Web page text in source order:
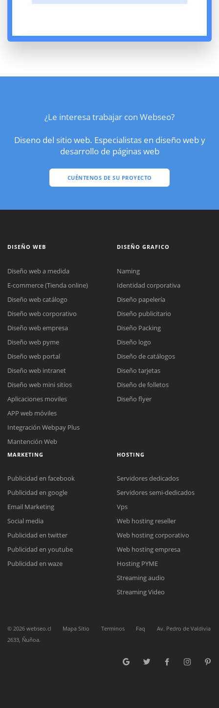
¿Le interesa trabajar con Webseo?
Diseno del sitio web. Especialistas en diseño web y
desarrollo de páginas web
CUÉNTENOS DE SU PROYECTO
Reunión online
Nuestros ejecutivos le enviarán un correo electrónico con el enlace a
Meet para la reunión online.
Cotización
Complete el formulario y nos contactaremos a la brevedad.
Chat Online
para enviarnos un correo electrónico con sus datos personales.
DISEÑO WEB
Diseño web a medida
E-commerce (Tienda online)
Diseño web catálogo
Diseño web corporativo
Diseño web empresa
Diseño web pyme
Diseño web portal
Diseño web intranet
Diseño web mini sitios
Aplicaciones moviles
APP web móviles
Integración Webpay Plus
Mantención Web
DISEÑO GRAFICO
Naming
Identidad corporativa
Diseño papelería
Diseño publicitario
Diseño Packing
Diseño logo
Diseño de catálogos
Diseño tarjetas
Diseño de folletos
Diseño flyer
MARKETING
Publicidad en facebook
Publicidad en google
Email Marketing
Social media
Publicidad en twitter
Publicidad en youtube
Publicidad en waze
HOSTING
Servidores dedicados
Servidores semi-dedicados
Vps
Web hosting reseller
Web hosting corporativo
Web hosting empresa
Hosting PYME
Streaming audio
Streaming Video
© 2026 webseo.cl Mapa Sitio Terminos Faq
Av. Pedro de Valdivia
2633, Ñuñoa.